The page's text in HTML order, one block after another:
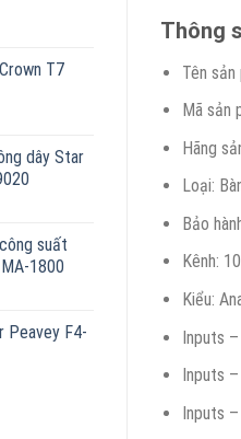
T7
dây Star
suất
1800
Peavey F4-
Thông
Tên
Mã sản
Hãng
Loại:
Bảo
Kênh:
Kiểu:
Inputs
Inputs
Inputs